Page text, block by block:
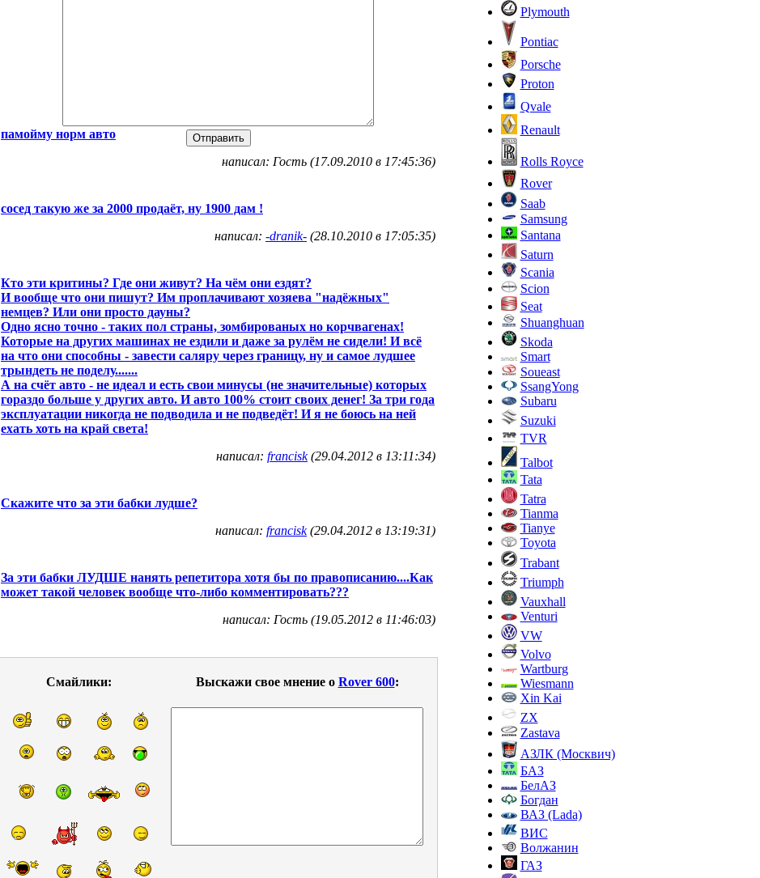
памойму норм авто
написал: Гость (17.09.2010 в 17:45:36)
сосед такую же за 2000 продаёт, ну 1900 дам !
написал: -dranik- (28.10.2010 в 17:05:35)
Кто эти критины? Где они живут? На чём они ездят?
И вообще что они пишут? Им проплачивают хозяева "надёжных"
немцев? Или они просто дауны?
Одно ясно точно - таких пол страны, зомбированых но корчвагенах!
Которые на других машинах не ездили и даже за рулём не сидели! И всё
на что они способны - завести саляру через границу, ну и самое лудшее
трындеть не поделу.......
А на счёт авто - не идеал и есть свои минусы (не значительные) которых
гораздо больше у других авто. И авто 100% стоит своих денег! За три года
эксплуатации никогда не подводила и не подведёт! И я не боюсь на ней
ехать хоть на край света!
написал: francisk(29.04.2012 в 13:11:34)
Скажите что за эти бабки лудше?
написал: francisk(29.04.2012 в 13:19:31)
За эти бабки ЛУДШЕ нанять репетитора хотя бы по правописанию....Как
может такой человек вообще что-либо комментировать???
написал: Гость (19.05.2012 в 11:46:03)
Смайлики: Выскажи свое мнение о Rover 600:
Plymouth
Pontiac
Porsche
Proton
Qvale
Renault
Rolls Royce
Rover
Saab
Samsung
Santana
Saturn
Scania
Scion
Seat
Shuanghuan
Skoda
Smart
Soueast
SsangYong
Subaru
Suzuki
TVR
Talbot
Tata
Tatra
Tianma
Tianye
Toyota
Trabant
Triumph
Vauxhall
Venturi
VW
Volvo
Wartburg
Wiesmann
Xin Kai
ZX
Zastava
АЗЛК (Москвич)
БАЗ
БелАЗ
Богдан
ВАЗ (Lada)
ВИС
Волжанин
ГАЗ